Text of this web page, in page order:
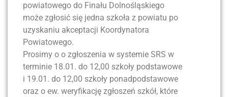
powiatowego do Finału Dolnośląskiego
może zgłosić się jedna szkoła z powiatu po
uzyskaniu akceptacji Koordynatora
Powiatowego.
Prosimy o o zgłoszenia w systemie SRS w
terminie 18.01. do 12,00 szkoły podstawowe
i 19.01. do 12,00 szkoły ponadpodstawowe
oraz o ew. weryfikację zgłoszeń szkół, które